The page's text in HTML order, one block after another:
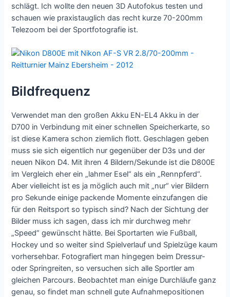
schlägt. Ich wollte den neuen 3D Autofokus testen und
schauen wie praxistauglich das recht kurze 70-200mm
Telezoom bei der Sportfotografie ist.
Bildfrequenz
Verwendet man den großen Akku EN-EL4 Akku in der
D700 in Verbindung mit einer schnellen Speicherkarte, so
ist diese Kamera schon ziemlich flott. Geschlagen geben
muss sie sich eigentlich nur gegenüber der D3s und der
neuen Nikon D4. Mit ihren 4 Bildern/Sekunde ist die D800E
im Vergleich eher ein „lahmer Esel“ als ein „Rennpferd“.
Aber vielleicht ist es ja möglich auch mit „nur“ vier Bildern
pro Sekunde einige packende Momente einzufangen die
für den Reitsport so typisch sind? Nach der Sichtung der
Bilder muss ich sagen, dass ich mir durchweg mehr
„Speed“ gewünscht hätte. Bei Sportarten wie Fußball,
Hockey und so weiter sind Spielverlauf und Spielzüge kaum
vorhersehbar. Fotografiert man hingegen beim Dressur-
oder Springreiten, so versuchen sich alle Sportler am
gleichen Parcours. Beobachtet man einige Durchläufe ganz
genau, so findet man schnell gute Aufnahmepositionen